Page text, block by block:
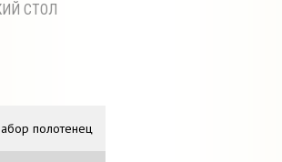
СТОЛ
полотенец